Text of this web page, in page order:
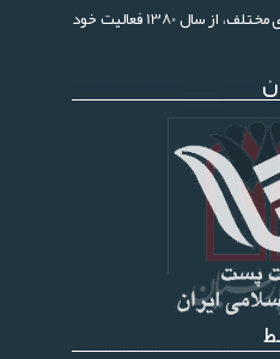
توسعه امور کشور در عرصه های مختلف، از سال 1380 فعالیت خود